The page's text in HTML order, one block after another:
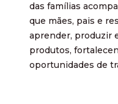
das famílias
que mães, pais e
aprender, produzir
produtos,
oportunidades de